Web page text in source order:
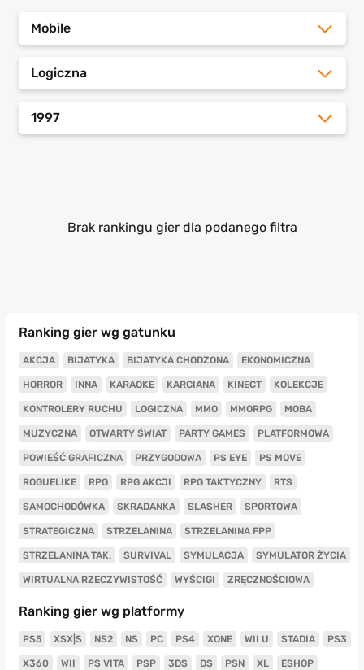
Mobile
Logiczna
1997
Brak rankingu gier dla podanego filtra
Ranking gier wg gatunku
AKCJA BIJATYKA BIJATYKA CHODZONA EKONOMICZNA
HORROR INNA KARAOKE KARCIANA KINECT KOLEKCJE
KONTROLERY RUCHU LOGICZNA MMO MMORPG MOBA
MUZYCZNA OTWARTY ŚWIAT PARTY GAMES PLATFORMOWA
POWIEŚĆ GRAFICZNA PRZYGODOWA PS EYE PS MOVE
ROGUELIKE RPG RPG AKCJI RPG TAKTYCZNY RTS
SAMOCHODÓWKA SKRADANKA SLASHER SPORTOWA
STRATEGICZNA STRZELANINA STRZELANINA FPP
STRZELANINA TAK. SURVIVAL SYMULACJA SYMULATOR ŻYCIA
WIRTUALNA RZECZYWISTOŚĆ WYŚCIGI ZRĘCZNOŚCIOWA
Ranking gier wg platformy
PS5 XSX|S NS2 NS PC PS4 XONE WII U STADIA PS3
X360 WII PS VITA PSP 3DS DS PSN XL ESHOP